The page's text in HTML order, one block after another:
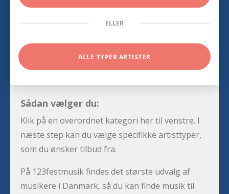
ELLER
ALLE TYPER ARTISTER
Sådan vælger du:
Klik på en overordnet kategori her til venstre. I
næste step kan du vælge specifikke artisttyper,
som du ønsker tilbud fra.
På 123festmusik findes det største udvalg af
musikere i Danmark, så du kan finde musik til